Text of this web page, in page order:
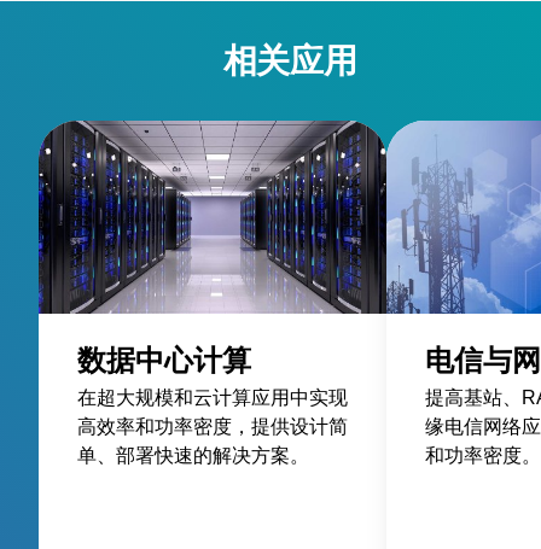
相关应用
数据中心计算
在超大规模和云计算应用中实现
高效率和功率密度，提供设计简
单、部署快速的解决方案。
电信与
提高基站、
缘电信网络
和功率密度。